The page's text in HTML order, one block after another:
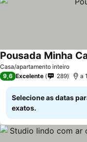
Casa/apartamento inteiro
Pousada Minha
9,6 Excelente 289 a
Selecione as datas
exatos.